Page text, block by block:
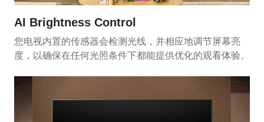
AI Brightness Control
您电视内置的传感器会检测光线，并相应地调节屏幕亮
度，以确保在任何光照条件下都能提供优化的观看体验。